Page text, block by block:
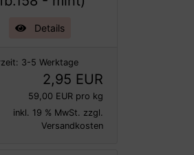
Details
3-5 Werktage
2,95 EUR
59,00 EUR pro kg
inkl. 19 % MwSt. zzgl.
Versandkosten